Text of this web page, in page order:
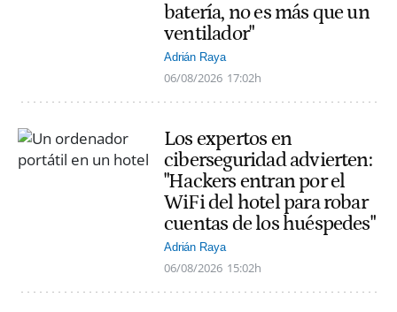
batería, no es más que un
ventilador"
Adrián Raya
06/08/2026 17:02h
Los expertos en
ciberseguridad advierten:
"Hackers entran por el
WiFi del hotel para robar
cuentas de los huéspedes"
Adrián Raya
06/08/2026 15:02h